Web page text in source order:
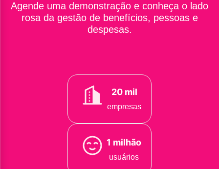
Agende uma demonstração e conheça o lado
rosa da gestão de benefícios, pessoas e
despesas.
20 mil
empresas
1 milhão
usuários